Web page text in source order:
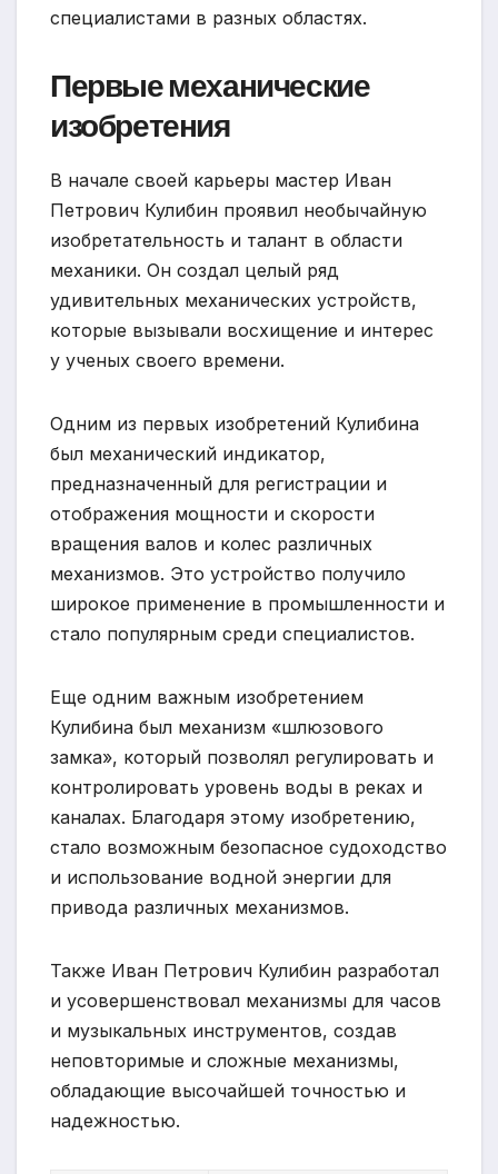
специалистами в разных областях.
Первые механические
изобретения
В начале своей карьеры мастер Иван
Петрович Кулибин проявил необычайную
изобретательность и талант в области
механики. Он создал целый ряд
удивительных механических устройств,
которые вызывали восхищение и интерес
у ученых своего времени.
Одним из первых изобретений Кулибина
был механический индикатор,
предназначенный для регистрации и
отображения мощности и скорости
вращения валов и колес различных
механизмов. Это устройство получило
широкое применение в промышленности и
стало популярным среди специалистов.
Еще одним важным изобретением
Кулибина был механизм «шлюзового
замка», который позволял регулировать и
контролировать уровень воды в реках и
каналах. Благодаря этому изобретению,
стало возможным безопасное судоходство
и использование водной энергии для
привода различных механизмов.
Также Иван Петрович Кулибин разработал
и усовершенствовал механизмы для часов
и музыкальных инструментов, создав
неповторимые и сложные механизмы,
обладающие высочайшей точностью и
надежностью.